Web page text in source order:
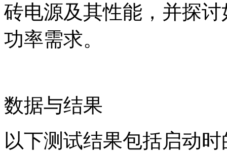
砖电源及其性能，并探
功率需求。
数据与结果
以下测试结果包括启动